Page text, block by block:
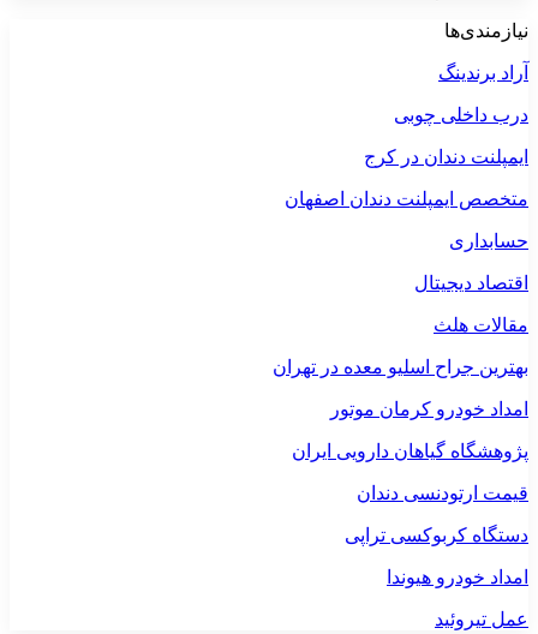
نیازمندی‌ها
آراد برندینگ
درب داخلی چوبی
ایمپلنت دندان در کرج
متخصص ایمپلنت دندان اصفهان
حسابداری
اقتصاد دیجیتال
مقالات هلث
بهترین جراح اسلیو معده در تهران
امداد خودرو کرمان موتور
پژوهشگاه گیاهان دارویی ایران
قیمت ارتودنسی دندان
دستگاه کربوکسی تراپی
امداد خودرو هیوندا
عمل تیروئید